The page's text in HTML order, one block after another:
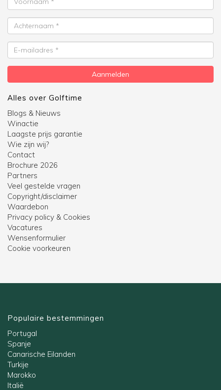
Achternaam
E-
mailadres
Aanmelden
Alles over Golftime
Blogs & Nieuws
Winactie
Laagste prijs garantie
Wie zijn wij?
Contact
Brochure 2026
Partners
Veel gestelde vragen
Copyright/disclaimer
Waardebon
Privacy policy & Cookies
Vacatures
Wensenformulier
Cookie voorkeuren
Populaire bestemmingen
Portugal
Spanje
Canarische Eilanden
Turkije
Marokko
Italië